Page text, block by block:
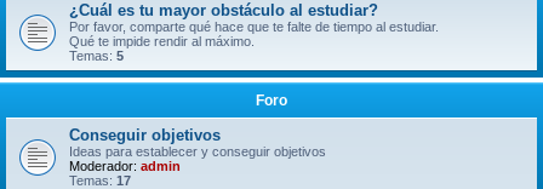
¿Cuál es tu mayor obstáculo al estudiar?
Por favor, comparte qué hace que te falte de tiempo al estudiar.
Qué te impide rendir al máximo.
Temas: 5
Foro
Conseguir objetivos
Ideas para establecer y conseguir objetivos
Moderador: admin
Temas: 17